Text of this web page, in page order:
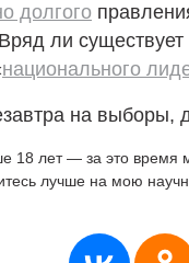
долгого
ли существует
национального
на выборы,
18 лет — за это время
лучше на мою